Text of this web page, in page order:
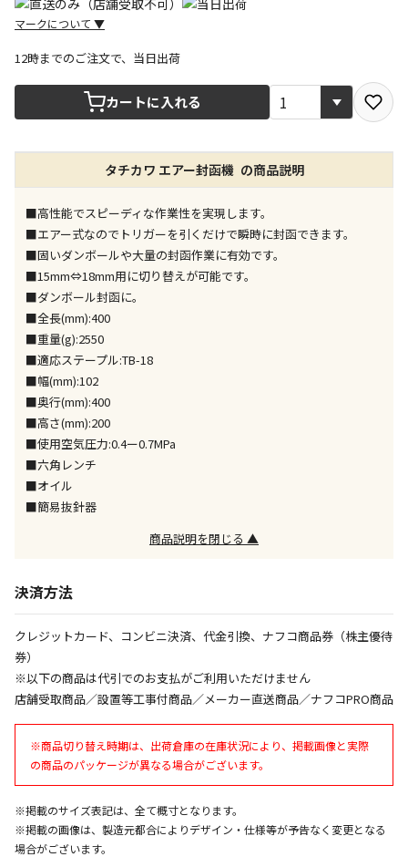
マークについて ▼
宅配や店舗受取を選択できる商品です
店舗のみで受取できる商品です（宅配便でのお届けが
できません）
※同時購入の商品は、全て同じ店舗での受取となりま
す
特定の店舗のみで受取ができる商品です（宅配便での
お届けができません）
※同時購入の商品は、全て同じ店舗での受取となりま
す
委託業者によりお届けする商品です
※ほか商品との同時購入はできません。お手数です
が、ご購入手続きを分けてお買い求めください
※支払い方法の代金引換は選択できません。
※電話注文はできません。
宅配のみでお届けする商品です（店舗受取は選択でき
ません）
※「宅配・店舗受取」「宅配のみ」マークの商品のみ
出荷いたします。
は、休業明けからの出荷対応となります。
設置工事代金も含まれた商品です
決定となります。
お見積商品です。金額・施工日はお打ち合わせの上、
決定となります。
12時までのご注文で、当日出荷
カートに入れる
タチカワ エアー封函機 の商品説明
■高性能でスピーディな作業性を実現します。
■エアー式なのでトリガーを引くだけで瞬時に封函できます。
■固いダンボールや大量の封函作業に有効です。
■15mm⇔18mm用に切り替えが可能です。
■ダンボール封函に。
■全長(mm):400
■重量(g):2550
■適応ステープル:TB-18
■幅(mm):102
■奥行(mm):400
■高さ(mm):200
■使用空気圧力:0.4ー0.7MPa
■六角レンチ
■オイル
■簡易抜針器
商品説明を閉じる ▲
決済方法
クレジットカード、コンビニ決済、代金引換、ナフコ商品券（株主優待
券）
※以下の商品は代引でのお支払がご利用いただけません
店舗受取商品／設置等工事付商品／メーカー直送商品／ナフコPRO商品
※商品切り替え時期は、出荷倉庫の在庫状況により、掲載画像と実際
の商品のパッケージが異なる場合がございます。
※掲載のサイズ表記は、全て概寸となります。
※掲載の画像は、製造元都合によりデザイン・仕様等が予告なく変更となる
場合がございます。